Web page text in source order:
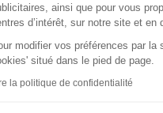
ainsi que pour vous
d’intérêt, sur notre site et en
modifier vos préférences par
situé dans le pied de page.
la politique de confidentialité
Axeptio